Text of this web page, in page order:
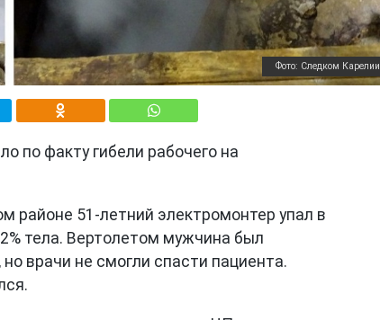
Фото: Следком Карелии
по факту гибели рабочего на
районе 51-летний электромонтер упал в
тела. Вертолетом мужчина был
врачи не смогли спасти пациента.